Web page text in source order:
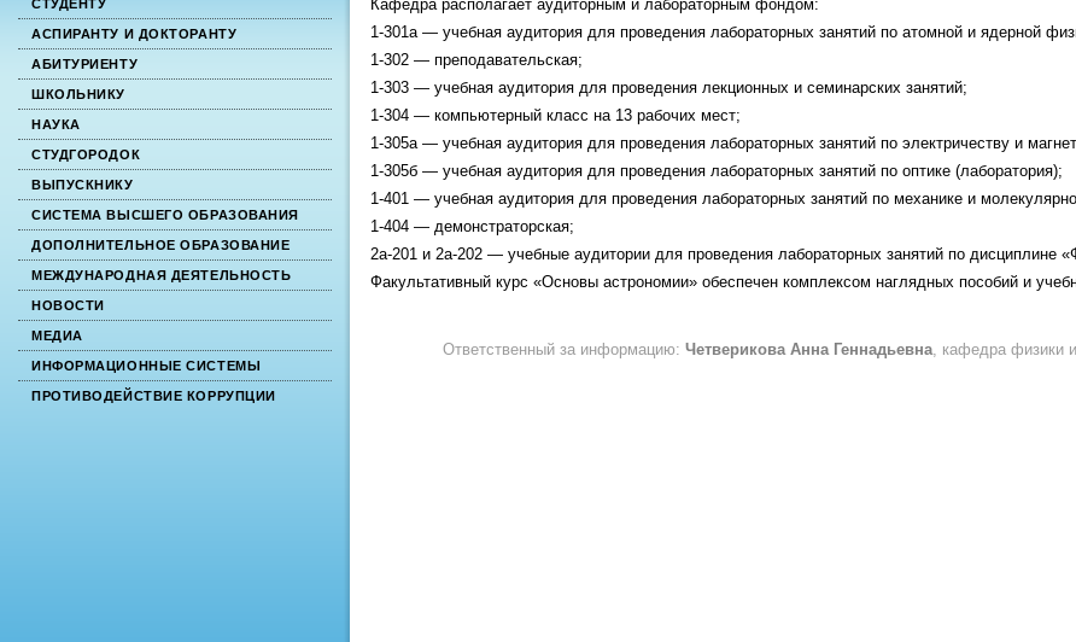
СТУДЕНТУ
АСПИРАНТУ И ДОКТОРАНТУ
АБИТУРИЕНТУ
ШКОЛЬНИКУ
НАУКА
СТУДГОРОДОК
ВЫПУСКНИКУ
СИСТЕМА ВЫСШЕГО ОБРАЗОВАНИЯ
ДОПОЛНИТЕЛЬНОЕ ОБРАЗОВАНИЕ
МЕЖДУНАРОДНАЯ ДЕЯТЕЛЬНОСТЬ
НОВОСТИ
МЕДИА
ИНФОРМАЦИОННЫЕ СИСТЕМЫ
ПРОТИВОДЕЙСТВИЕ КОРРУПЦИИ
Кафедра располагает аудиторным и лабораторным фондом:
1-301а — учебная аудитория для проведения лабораторных занятий по атомной и ядерной
1-302 — преподавательская;
1-303 — учебная аудитория для проведения лекционных и семинарских занятий;
1-304 — компьютерный класс на 13 рабочих мест;
1-305а — учебная аудитория для проведения лабораторных занятий по электричеству и
1-305б — учебная аудитория для проведения лабораторных занятий по оптике (лаборатория);
1-401 — учебная аудитория для проведения лабораторных занятий по механике и
1-404 — демонстраторская;
2а-201 и 2а-202 — учебные аудитории для проведения лабораторных занятий по дисциплине
Факультативный курс «Основы астрономии» обеспечен комплексом наглядных пособий и
Ответственный за информацию: Четверикова Анна Геннадьевна, кафедра физики